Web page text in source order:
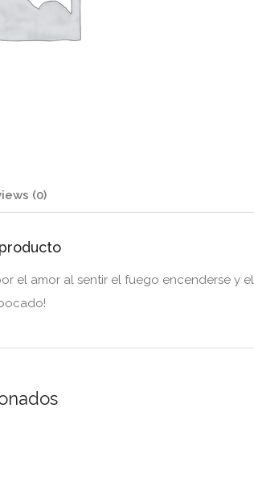
(0)
el amor al sentir el fuego encenderse y